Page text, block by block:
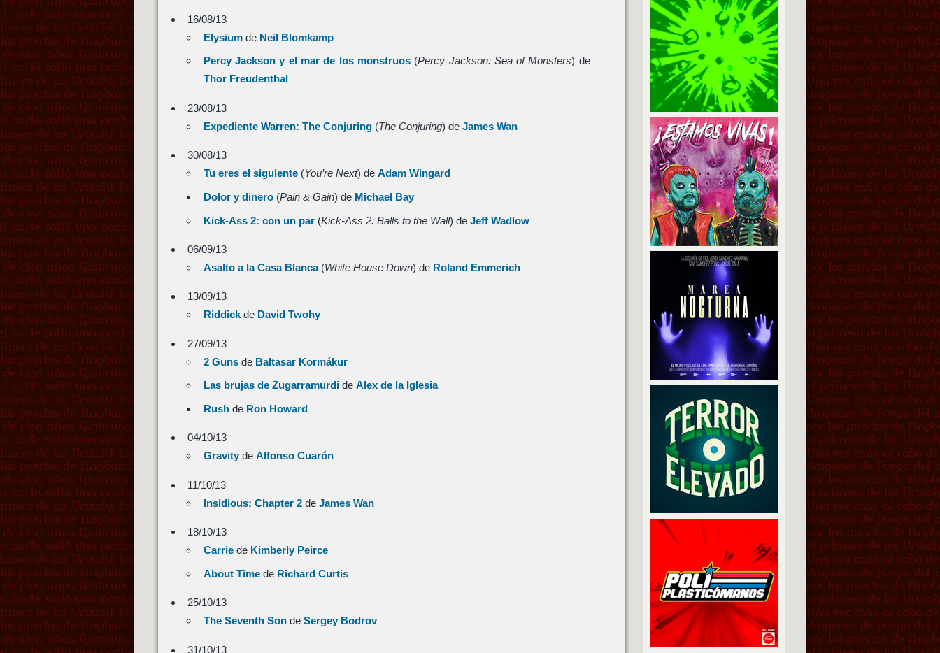
16/08/13
Elysiumde Neil Blomkamp
Percy Jackson y el mar de los monstruos(Percy Jackson: Sea of Monsters) de
Thor Freudenthal
23/08/13
Expediente Warren: The Conjuring(The Conjuring) de James Wan
30/08/13
Tu eres el siguiente(You’re Next) de Adam Wingard
Dolor y dinero(Pain & Gain) de Michael Bay
Kick-Ass 2: con un par(Kick-Ass 2: Balls to the Wall) de Jeff Wadlow
06/09/13
Asalto a la Casa Blanca(White House Down) de Roland Emmerich
13/09/13
Riddickde David Twohy
27/09/13
2 Gunsde Baltasar Kormákur
Las brujas de Zugarramurdide Alex de la Iglesia
Rushde Ron Howard
04/10/13
Gravityde Alfonso Cuarón
11/10/13
Insidious: Chapter 2de James Wan
18/10/13
Carriede Kimberly Peirce
About Timede Richard Curtis
25/10/13
The Seventh Sonde Sergey Bodrov
31/10/13